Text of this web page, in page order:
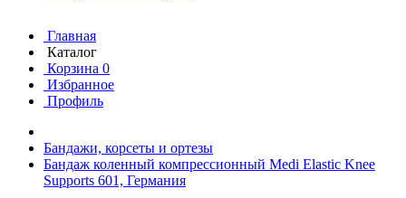
Главная
Каталог
Корзина 0
Избранное
Профиль
Бандажи, корсеты и ортезы
Бандаж коленный компрессионный Medi Elastic Knee
Supports 601, Германия